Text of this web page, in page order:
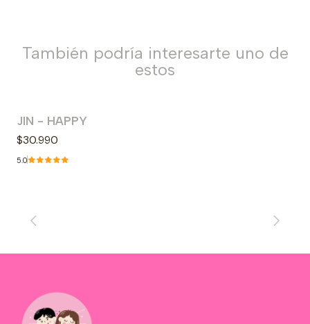
También podría interesarte uno de
estos
JIN - HAPPY
$30.990
5.0